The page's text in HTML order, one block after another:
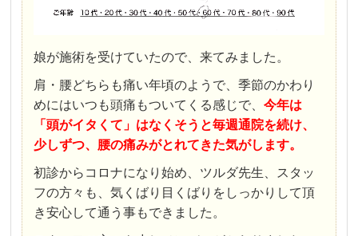
娘が施術を受けていたので、来てみました。
肩・腰どちらも痛い年頃のようで、季節のかわり
めにはいつも頭痛もついてくる感じで、今年は
「頭がイタくて」はなくそうと毎週通院を続け、
少しずつ、腰の痛みがとれてきた気がします。
初診からコロナになり始め、ツルダ先生、スタッ
フの方々も、気くばり目くばりをしっかりして頂
き安心して通う事もできました。